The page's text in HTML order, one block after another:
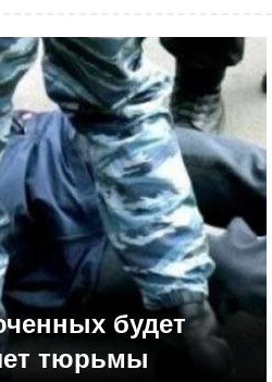
будет
тюрьмы